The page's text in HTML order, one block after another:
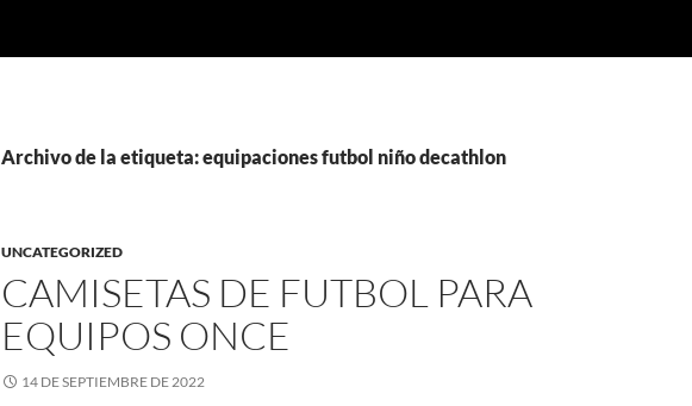
Archivo de la etiqueta: equipaciones futbol niño decathlon
UNCATEGORIZED
CAMISETAS DE FUTBOL PARA
EQUIPOS ONCE
14 DE SEPTIEMBRE DE 2022